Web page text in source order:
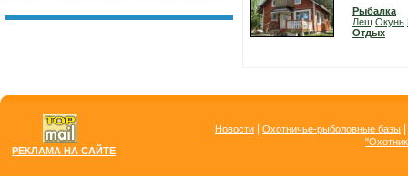
Рыбалка
Лещ Окунь
Отдых
РЕКЛАМА НА САЙТЕ
Новости Охотничье-рыболовные базы